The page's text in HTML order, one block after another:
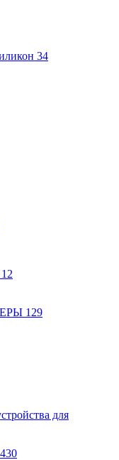
34
12
129
для
430